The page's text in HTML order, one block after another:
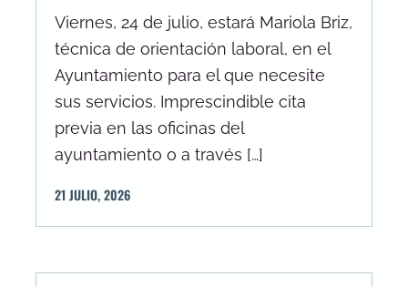
Viernes, 24 de julio, estará Mariola Briz,
técnica de orientación laboral, en el
Ayuntamiento para el que necesite
sus servicios. Imprescindible cita
previa en las oficinas del
ayuntamiento o a través […]
21 JULIO,2026